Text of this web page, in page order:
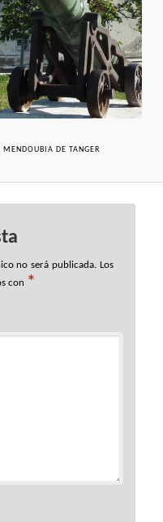
MENDOUBIA DE TANGER
no será publicada. Los
con *